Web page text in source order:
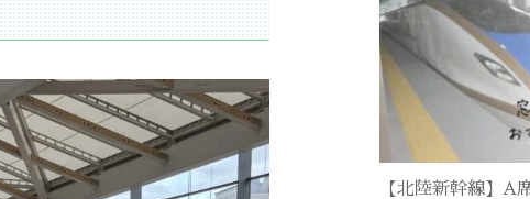
【北陸新幹線】A